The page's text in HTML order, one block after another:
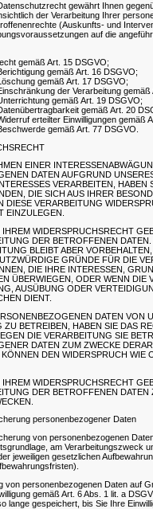
gewährt Ihnen
der Verarbeitung Ihrer
(Auskunfts- und
auf die
gemäß Art. 15 DSGVO;
gemäß Art. 16 DSGVO;
gemäß Art. 17 DSGVO;
der Verarbeitung gemäß
gemäß Art. 19 DSGVO;
gemäß Art. 20
erteilter Einwilligungen gemäß
gemäß Art. 77 DSGVO.
EINER
DATEN AUFGRUND
VERARBEITEN, HABEN
DIE SICH AUS IHRER
DIESE VERARBEITUNG
EINZULEGEN.
WIDERSPRUCHSRECHT
DER BETROFFENEN DATEN.
BLEIBT ABER
GRÜNDE FÜR DIE
DIE IHRE INTERESSEN,
ÜBERWIEGEN, ODER WENN DIE
AUSÜBUNG ODER
DIENT.
DATEN VON
ZU BETREIBEN, HABEN SIE DAS
DIE VERARBEITUNG SIE
DATEN ZUM ZWECKE
DEN WIDERSPRUCH WIE
WIDERSPRUCHSRECHT
DER BETROFFENEN DATEN
personenbezogener Daten
von personenbezogenen
am Verarbeitungszweck
jeweiligen gesetzlichen
von personenbezogenen Daten auf
gemäß Art. 6 Abs. 1 lit. a
lange gespeichert, bis Sie Ihre